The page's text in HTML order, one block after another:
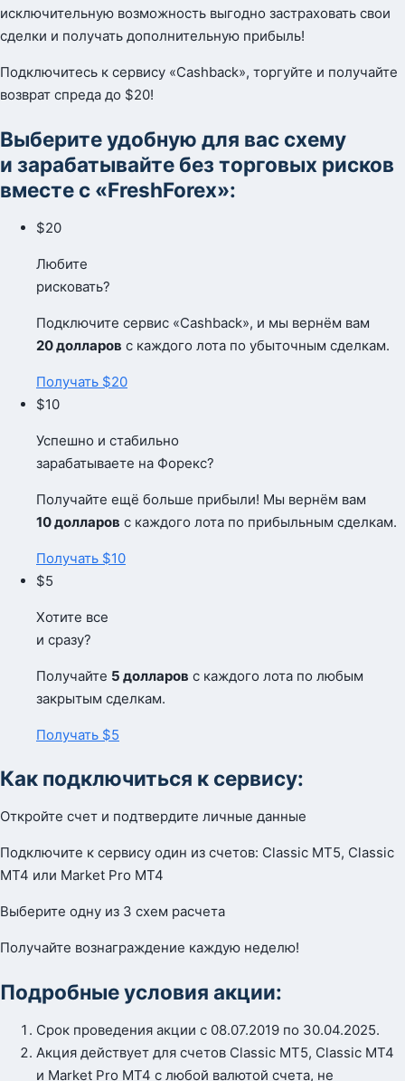
исключительную возможность выгодно застраховать свои
сделки и получать дополнительную прибыль!
Подключитесь к сервису «Cashback», торгуйте и получайте
возврат спреда до $20!
Выберите удобную для вас схему
и зарабатывайте без торговых рисков
вместе с «FreshForex»:
$20
Любите
рисковать?
Подключите сервис «Cashback», и мы вернём вам
20 долларов с каждого лота по убыточным сделкам.
Получать $20
$10
Успешно и стабильно
зарабатываете на Форекс?
Получайте ещё больше прибыли! Мы вернём вам
10 долларов с каждого лота по прибыльным сделкам.
Получать $10
$5
Хотите все
и сразу?
Получайте 5 долларов с каждого лота по любым
закрытым сделкам.
Получать $5
Как подключиться к сервису:
Откройте счет и подтвердите личные данные
Подключите к сервису один из счетов: Classic MT5, Classic
MT4 или Market Pro MT4
Выберите одну из 3 схем расчета
Получайте вознаграждение каждую неделю!
Подробные условия акции:
Срок проведения акции с 08.07.2019 по 30.04.2025.
Акция действует для счетов Classic MT5, Classic MT4
и Market Pro MT4 с любой валютой счета, не